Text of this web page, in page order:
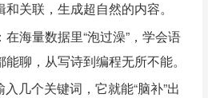
关联，生成超自然的内容。
海量数据里“泡过澡”，学会语
聊，从写诗到编程无所不能。
几个关键词，它就能“脑补”出